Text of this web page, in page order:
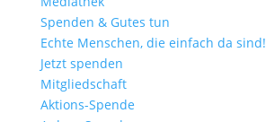
Spenden & Gutes tun
Echte Menschen, die einfach da sind!
Jetzt spenden
Mitgliedschaft
Aktions-Spende